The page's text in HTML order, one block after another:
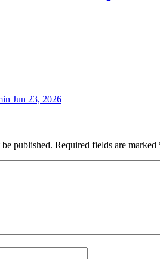
Jun 23, 2026
published. Required fields are marked